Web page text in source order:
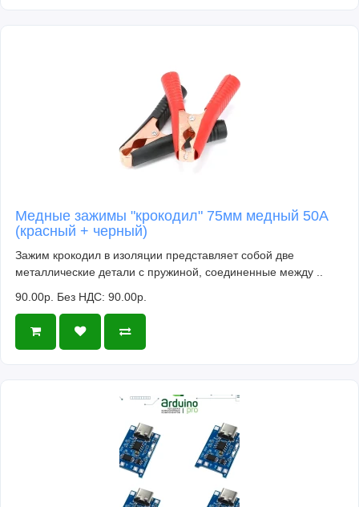
Медные зажимы "крокодил" 75мм медный 50A
(красный + черный)
Зажим крокодил в изоляции представляет собой две
металлические детали с пружиной, соединенные между ..
90.00р. Без НДС: 90.00р.